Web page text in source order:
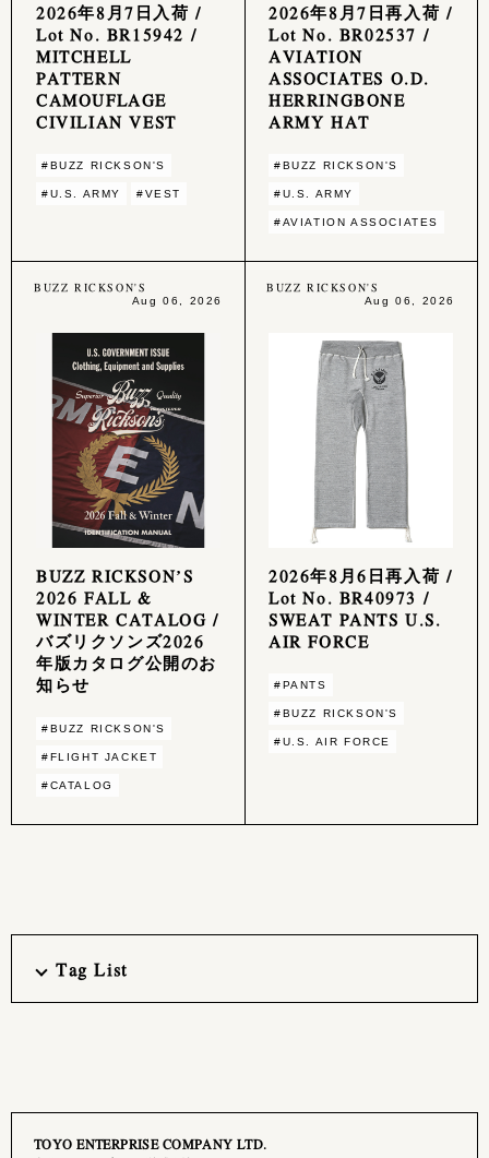
2026年8月7日入荷 /
Lot No. BR15942 /
MITCHELL
PATTERN
CAMOUFLAGE
CIVILIAN VEST
#BUZZ RICKSON'S
#U.S. ARMY #VEST
2026年8月7日再入荷 /
Lot No. BR02537 /
AVIATION
ASSOCIATES O.D.
HERRINGBONE
ARMY HAT
#BUZZ RICKSON'S
#U.S. ARMY
#AVIATION ASSOCIATES
BUZZ RICKSON'S
Aug 06, 2026
BUZZ RICKSON’S
2026 FALL &
WINTER CATALOG /
バズリクソンズ2026
年版カタログ公開のお
知らせ
#BUZZ RICKSON'S
#FLIGHT JACKET
#CATALOG
BUZZ RICKSON'S
Aug 06, 2026
2026年8月6日再入荷 /
Lot No. BR40973 /
SWEAT PANTS U.S.
AIR FORCE
#PANTS
#BUZZ RICKSON'S
#U.S. AIR FORCE
Tag List
TOYO ENTERPRISE COMPANY LTD.